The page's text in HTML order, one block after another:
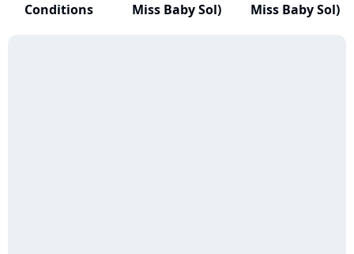
Conditions
Miss Baby Sol)
Miss Baby Sol)